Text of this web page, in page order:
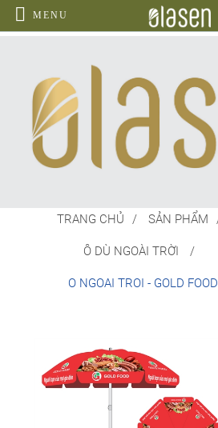
MENU
TRANG CHỦ SẢN PHẨM
Ô DÙ NGOÀI TRỜI
O NGOAI TROI - GOLD FOOD